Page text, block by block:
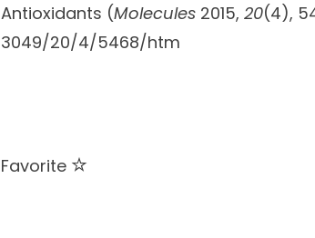
Antioxidants (Molecules 2015, 20(4),
3049/20/4/5468/htm
Favorite